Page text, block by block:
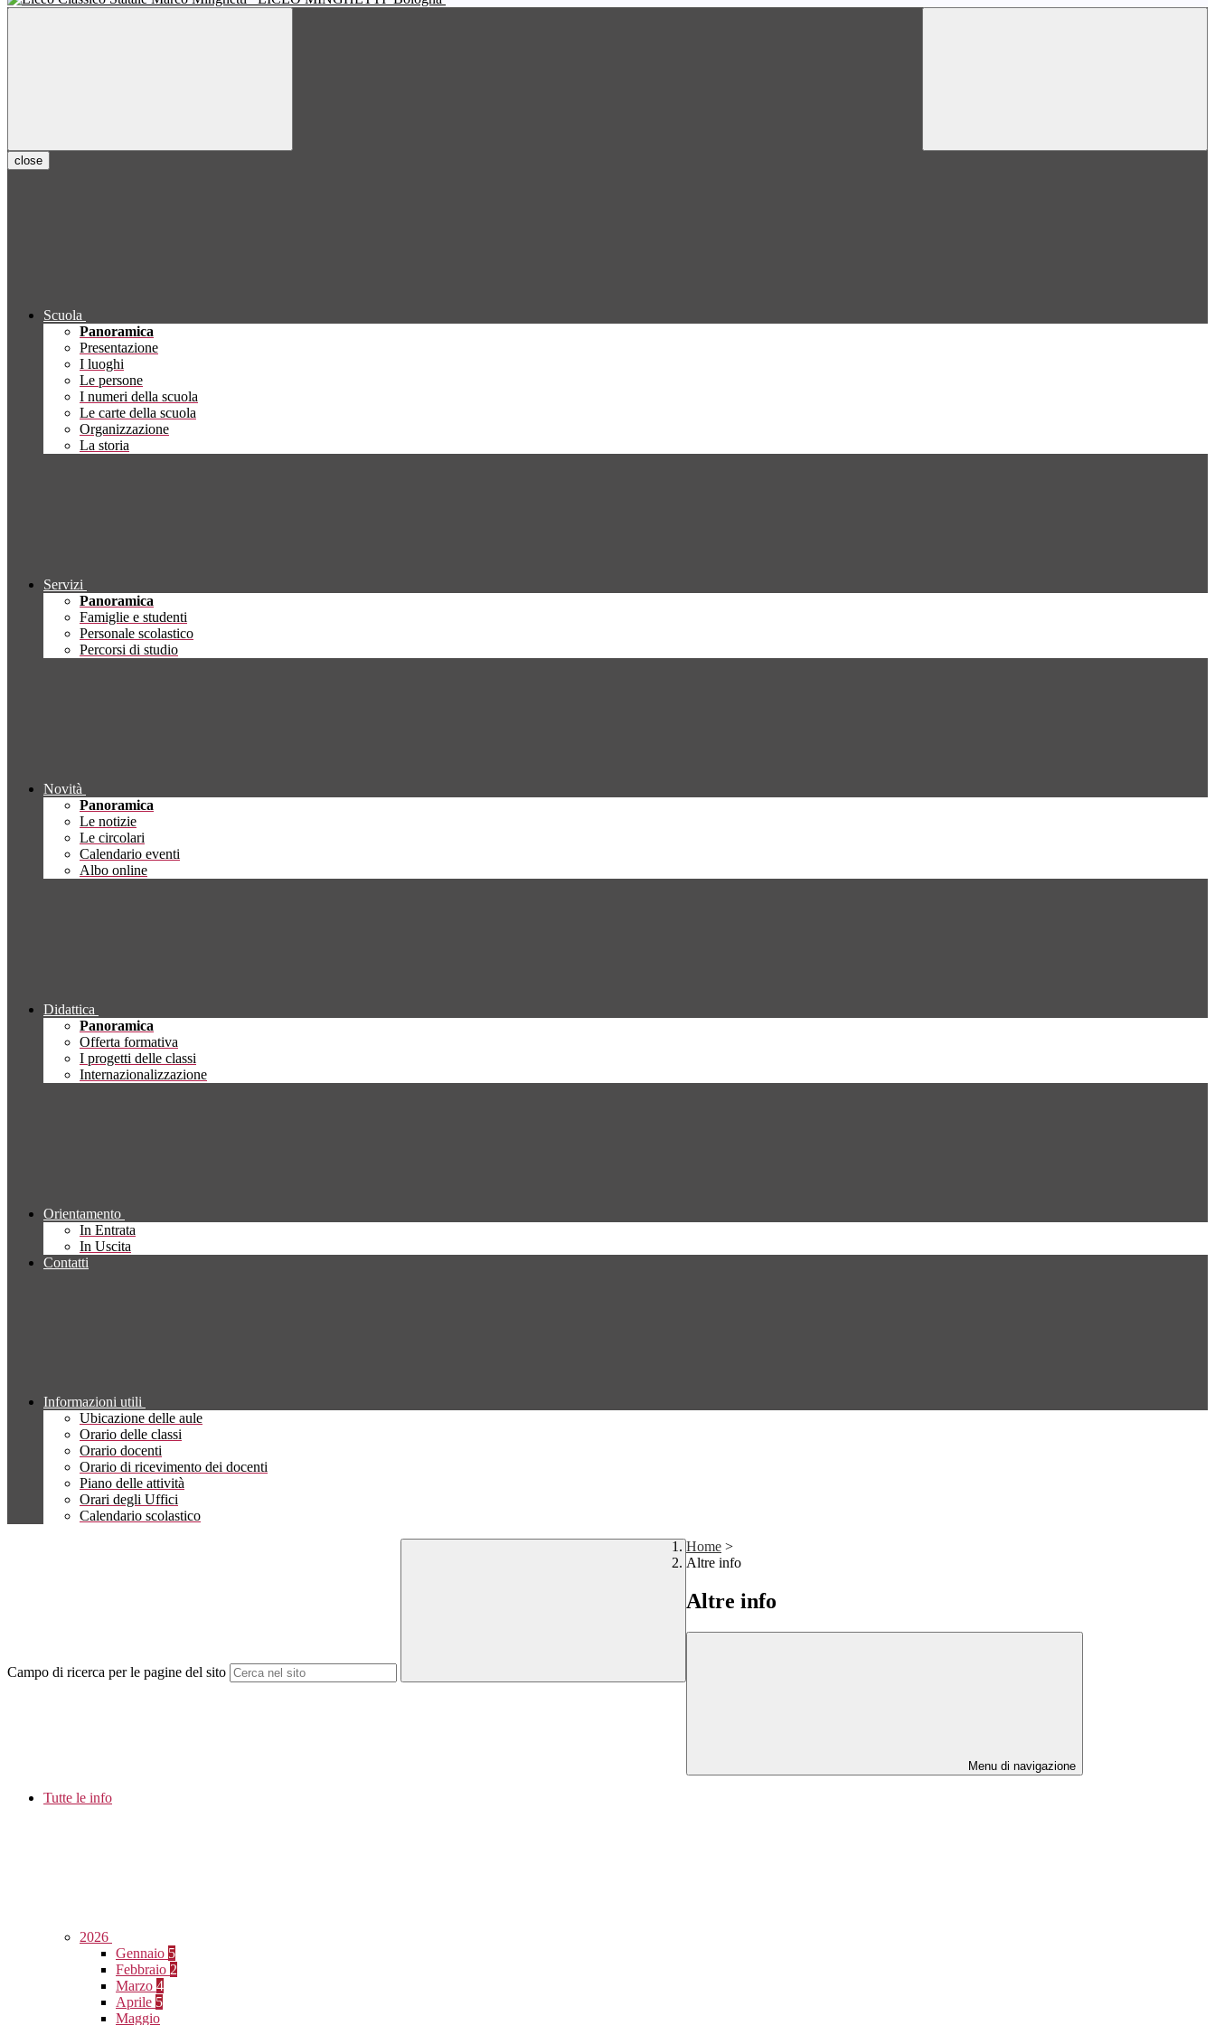
close
Scuola
Panoramica
Presentazione
I luoghi
Le persone
I numeri della scuola
Le carte della scuola
Organizzazione
La storia
Servizi
Panoramica
Famiglie e studenti
Personale scolastico
Percorsi di studio
Novità
Panoramica
Le notizie
Le circolari
Calendario eventi
Albo online
Didattica
Panoramica
Offerta formativa
I progetti delle classi
Internazionalizzazione
Orientamento
In Entrata
In Uscita
Contatti
Informazioni utili
Ubicazione delle aule
Orario delle classi
Orario docenti
Orario di ricevimento dei docenti
Piano delle attività
Orari degli Uffici
Calendario scolastico
Campo di ricerca per le pagine del sito
Home >
Altre info
Altre info
Menu di navigazione
Tutte le info
2026
Gennaio 5
Febbraio 2
Marzo 4
Aprile 5
Maggio